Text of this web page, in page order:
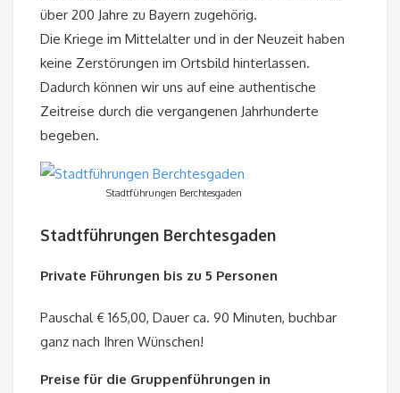
über 200 Jahre zu Bayern zugehörig.
Die Kriege im Mittelalter und in der Neuzeit haben
keine Zerstörungen im Ortsbild hinterlassen.
Dadurch können wir uns auf eine authentische
Zeitreise durch die vergangenen Jahrhunderte
begeben.
Stadtführungen Berchtesgaden
Stadtführungen Berchtesgaden
Private Führungen bis zu 5 Personen
Pauschal € 165,00, Dauer ca. 90 Minuten, buchbar
ganz nach Ihren Wünschen!
Preise für die Gruppenführungen in